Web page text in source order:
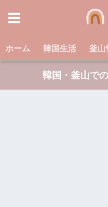
ホーム 韓国生活 釜山
韓国・釜山で